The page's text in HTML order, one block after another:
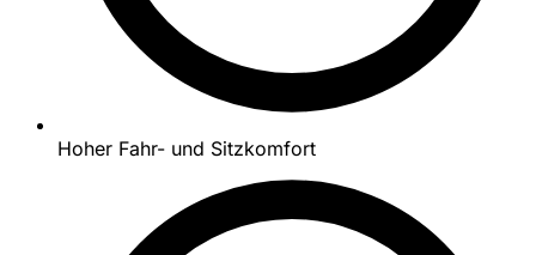
Hoher Fahr- und Sitzkomfort